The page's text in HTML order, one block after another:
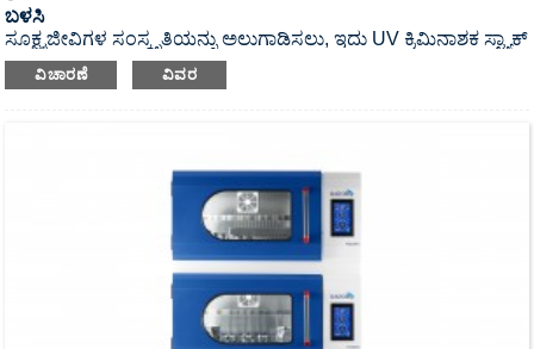
ಬಳಸಿ
ಸೂಕ್ಷ್ಮಜೀವಿಗಳ ಸಂಸ್ಕೃತಿಯನ್ನು ಅಲುಗಾಡಿಸಲು, ಇದು UV ಕ್ರಿಮಿನಾಶಕ ಸ್ಟ್ಯಾಕ್
ಮಾಡಬಹುದಾದ ಇನ್ಕ್ಯುಬೇಟರ್ ಶೇಕರ್ ಆಗಿದೆ.
ವಿಚಾರಣೆ ವಿವರ